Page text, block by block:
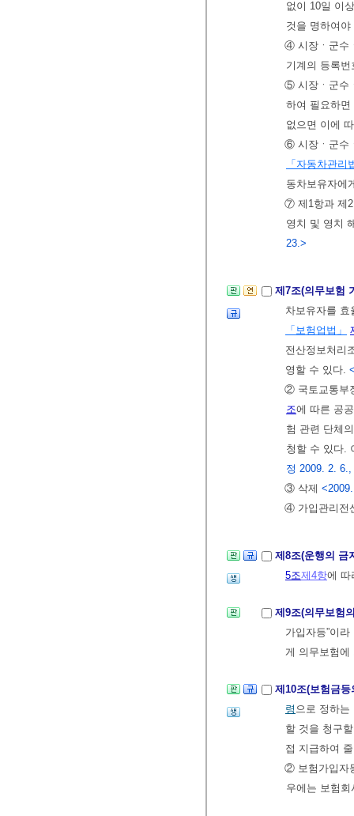
없이 10일 이
것을 명하여야
④ 시장ㆍ군수
기계의 등록
⑤ 시장ㆍ군수
하여 필요하
없으면 이에
⑥ 시장ㆍ군수
「자동차관리
동차보유자에
⑦ 제1항과 제2
영치 및 영치
23.>
제7조(의무보험
차보유자를
「보험업법」
전산정보처리
영할 수 있다.
② 국토교통부
조에 따른 공
험 관련 단체
청할 수 있다.
정 2009. 2.
③ 삭제
④ 가입관리전
제8조(운행의 금
5조제4항에
제9조(의무보험
가입자등”이
게 의무보험에
제10조(보험금
령 으로 정하
할 것을 청구
접 지급하여
② 보험가입자
우에는 보험